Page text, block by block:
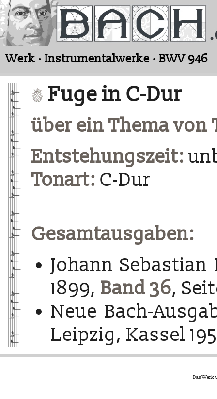
Werk · Instrumentalwerke · BWV 946
Fuge in C-Dur
über ein Thema
Entstehungszeit:
Tonart: C-Dur
Gesamtausgaben:
Johann Sebastian
1899, Band 36,
Neue Bach-
Leipzig, Kassel
Das Werk